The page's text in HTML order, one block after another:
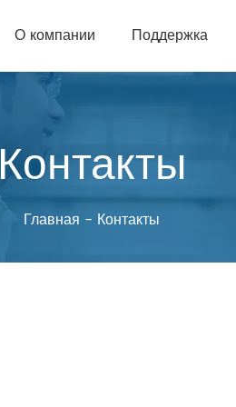
О компании Поддержка
Контакты
Главная - Контакты